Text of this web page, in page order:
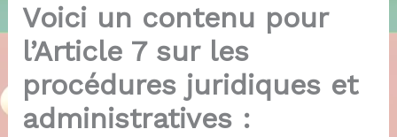
Voici un contenu pour
l’Article 7 sur les
procédures juridiques et
administratives :